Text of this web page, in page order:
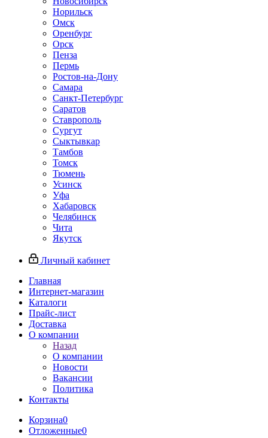
Норильск
Омск
Оренбург
Орск
Пенза
Пермь
Ростов-на-Дону
Самара
Санкт-Петербург
Саратов
Ставрополь
Сургут
Сыктывкар
Тамбов
Томск
Тюмень
Усинск
Уфа
Хабаровск
Челябинск
Чита
Якутск
Личный кабинет
Главная
Интернет-магазин
Каталоги
Прайс-лист
Доставка
О компании
Назад
О компании
Новости
Вакансии
Политика
Контакты
Корзина0
Отложенные0